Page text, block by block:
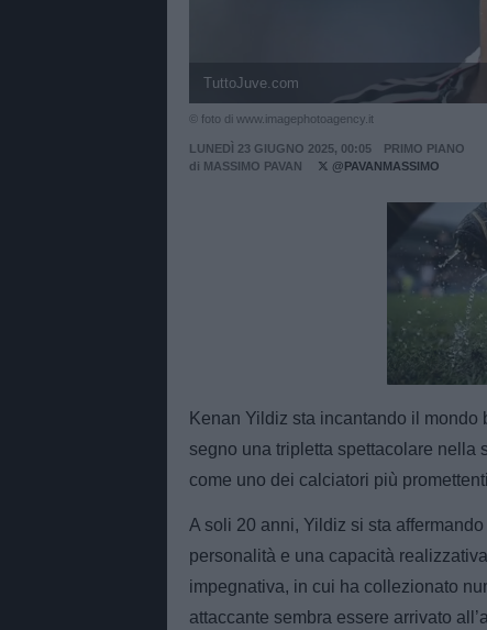
TuttoJuve.com
© foto di www.imagephotoagency.it
LUNEDÌ 23 GIUGNO 2025, 00:05
PRIMO PIANO
di MASSIMO PAVAN @PAVANMASSIMO
Kenan Yildiz sta incantando il
segno una tripletta spettacolare nella
come uno dei calciatori più
A soli 20 anni, Yildiz si sta
personalità e una capacità
impegnativa, in cui ha collezionato
attaccante sembra essere arrivato